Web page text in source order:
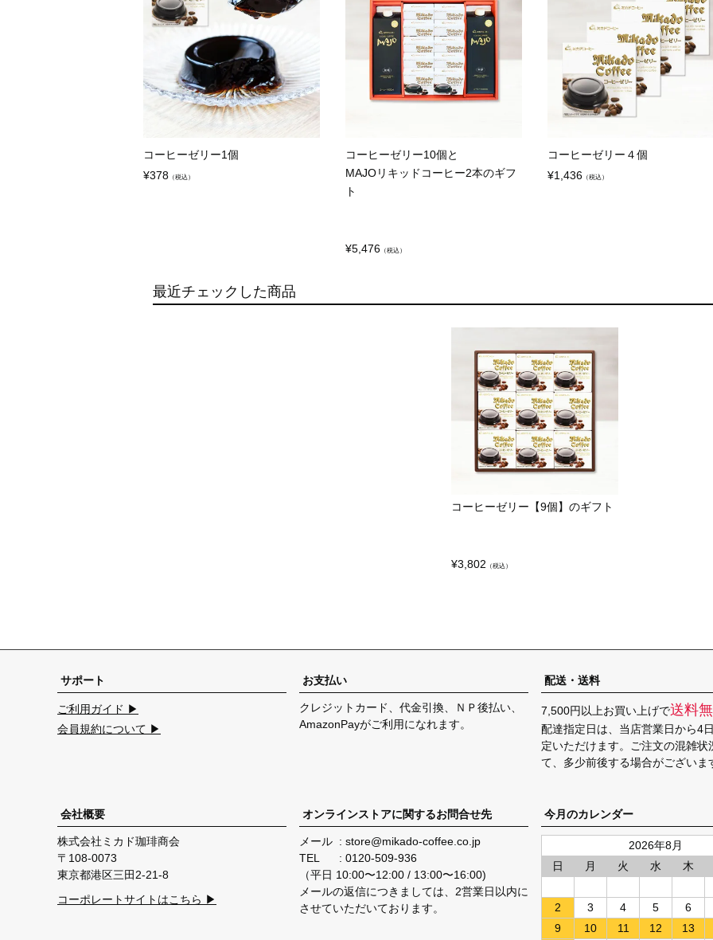
コーヒーゼリー1個
¥378 （税込）
コーヒーゼリー10個と
MAJOリキッドコーヒー2本のギフ
ト
¥5,476 （税込）
コーヒーゼリー４個
¥1,436 （税込）
最近チェックした商品
コーヒーゼリー【9個】のギフト
¥3,802 （税込）
サポート
ご利用ガイド ▶
会員規約について ▶
お支払い
クレジットカード、代金引換、ＮＰ後払い、
AmazonPayがご利用になれます。
配送・送料
7,500円以上お買い上げで送料
配達指定日は、当店営業日から4
定いただけます。ご注文の混雑状
て、多少前後する場合がございま
会社概要
株式会社ミカド珈琲商会
108-0073
東京都港区三田2-21-8
コーポレートサイトはこちら ▶
オンラインストアに関するお問合せ先
メール
store@mikado-coffee.co.jp
TEL
0120-509-936
（平日 10:00〜12:00 / 13:00〜16:00)
メールの返信につきましては、2営業日以内に
させていただいております。
今月のカレンダー
2026年8月
日
月 火 水 木
2
3 4 5 6
9
10 11 12 13